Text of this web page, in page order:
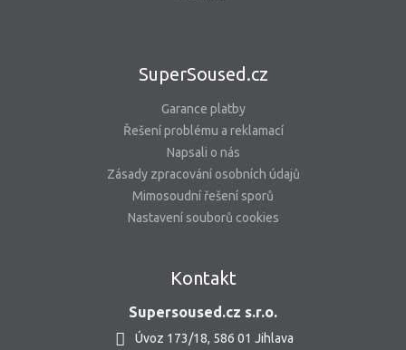
SuperSoused.cz
Garance platby
Řešení problému a reklamací
Napsali o nás
Zásady zpracování osobních údajů
Mimosoudní řešení sporů
Nastavení souborů cookies
Kontakt
Supersoused.cz s.r.o.
Úvoz 173/18, 586 01 Jihlava